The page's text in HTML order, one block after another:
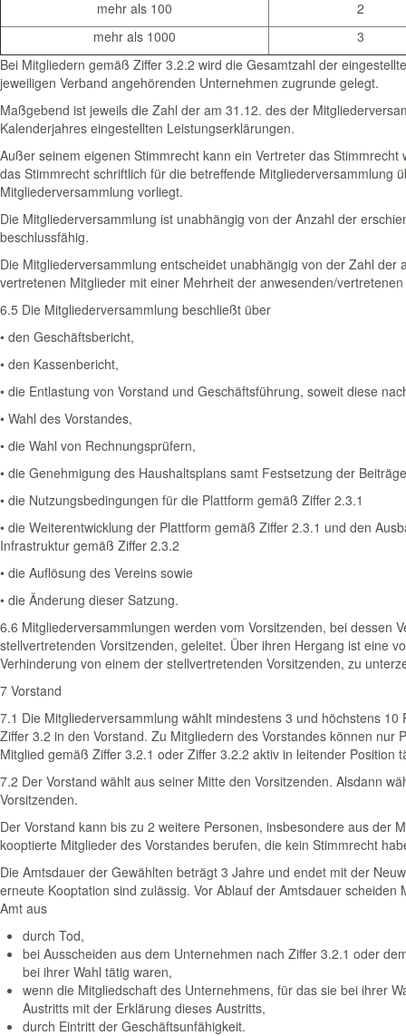
mehr als 100
2
mehr als 1000
3
Bei Mitgliedern gemäß Ziffer 3.2.2 wird die Gesamtzahl der
jeweiligen Verband angehörenden Unternehmen zugrunde gelegt.
Maßgebend ist jeweils die Zahl der am 31.12. des der
Kalenderjahres eingestellten Leistungserklärungen.
Außer seinem eigenen Stimmrecht kann ein Vertreter das
das Stimmrecht schriftlich für die betreffende Mitgliederversammlung
Mitgliederversammlung vorliegt.
Die Mitgliederversammlung ist unabhängig von der Anzahl der
beschlussfähig.
Die Mitgliederversammlung entscheidet unabhängig von der Zahl der
vertretenen Mitglieder mit einer Mehrheit der anwesenden/
6.5 Die Mitgliederversammlung beschließt über
• den Geschäftsbericht,
• den Kassenbericht,
• die Entlastung von Vorstand und Geschäftsführung, soweit diese
• Wahl des Vorstandes,
• die Wahl von Rechnungsprüfern,
• die Genehmigung des Haushaltsplans samt Festsetzung der
• die Nutzungsbedingungen für die Plattform gemäß Ziffer 2.3.1
• die Weiterentwicklung der Plattform gemäß Ziffer 2.3.1 und den
Infrastruktur gemäß Ziffer 2.3.2
• die Auflösung des Vereins sowie
• die Änderung dieser Satzung.
6.6 Mitgliederversammlungen werden vom Vorsitzenden, bei dessen
stellvertretenden Vorsitzenden, geleitet. Über ihren Hergang ist eine
Verhinderung von einem der stellvertretenden Vorsitzenden, zu
7 Vorstand
7.1 Die Mitgliederversammlung wählt mindestens 3 und höchstens
Ziffer 3.2 in den Vorstand. Zu Mitgliedern des Vorstandes können nur
Mitglied gemäß Ziffer 3.2.1 oder Ziffer 3.2.2 aktiv in leitender Position
7.2 Der Vorstand wählt aus seiner Mitte den Vorsitzenden. Alsdann
Vorsitzenden.
Der Vorstand kann bis zu 2 weitere Personen, insbesondere aus der
kooptierte Mitglieder des Vorstandes berufen, die kein Stimmrecht
Die Amtsdauer der Gewählten beträgt 3 Jahre und endet mit der
erneute Kooptation sind zulässig. Vor Ablauf der Amtsdauer scheiden
Amt aus
durch Tod,
bei Ausscheiden aus dem Unternehmen nach Ziffer 3.2.1 oder
bei ihrer Wahl tätig waren,
wenn die Mitgliedschaft des Unternehmens, für das sie bei ihrer
Austritts mit der Erklärung dieses Austritts,
durch Eintritt der Geschäftsunfähigkeit.